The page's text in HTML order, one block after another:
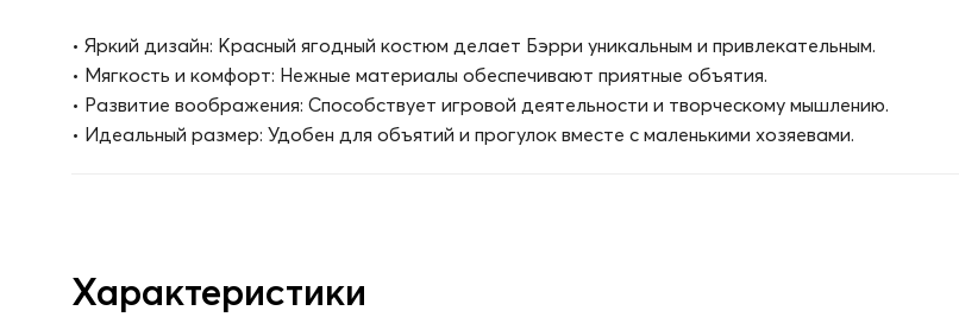
• Яркий дизайн: Красный ягодный костюм делает Бэрри уникальным и привлекательным.
• Мягкость и комфорт: Нежные материалы обеспечивают приятные объятия.
• Развитие воображения: Способствует игровой деятельности и творческому мышлению.
• Идеальный размер: Удобен для объятий и прогулок вместе с маленькими хозяевами.
Характеристики